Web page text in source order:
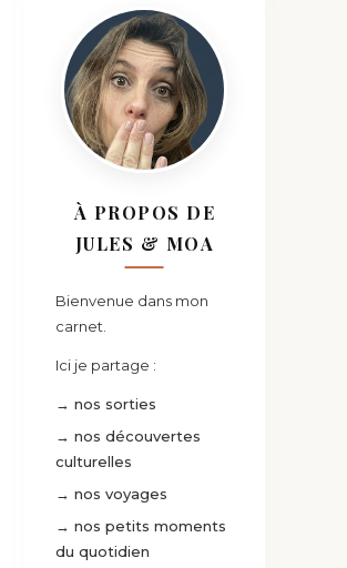
À PROPOS DE
JULES & MOA
Bienvenue dans mon
carnet.
Ici je partage :
→ nos sorties
→ nos découvertes
culturelles
→ nos voyages
→ nos petits moments
du quotidien